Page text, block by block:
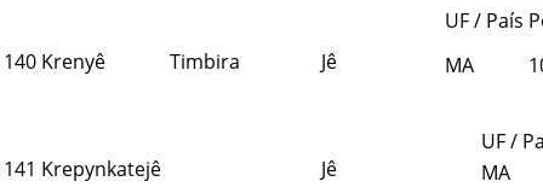
140 Krenyê Timbira Jê
UF / País
MA
141 Krepynkatejê Jê
UF /
MA